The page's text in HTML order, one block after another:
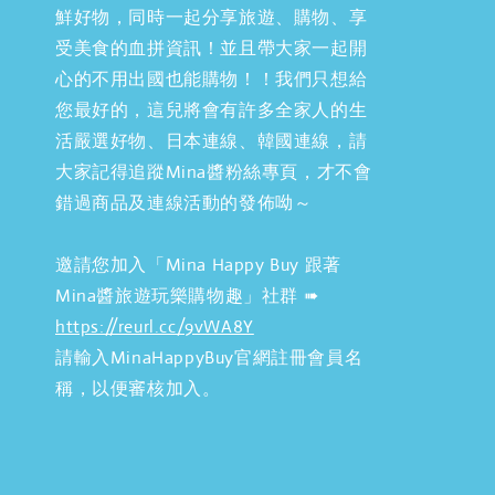
鮮好物，同時一起分享旅遊、購物、享
受美食的血拼資訊！並且帶大家一起開
心的不用出國也能購物！！我們只想給
您最好的，這兒將會有許多全家人的生
活嚴選好物、日本連線、韓國連線，請
大家記得追蹤Mina醬粉絲專頁，才不會
錯過商品及連線活動的發佈呦～
邀請您加入「Mina Happy Buy 跟著
Mina醬旅遊玩樂購物趣」社群 ➠
https://reurl.cc/9vWA8Y
請輸入MinaHappyBuy官網註冊會員名
稱，以便審核加入。